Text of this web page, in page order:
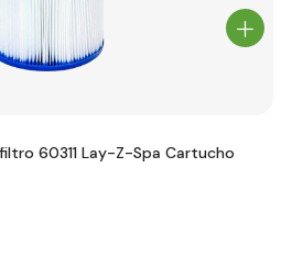
60311 Lay-Z-Spa Cartucho